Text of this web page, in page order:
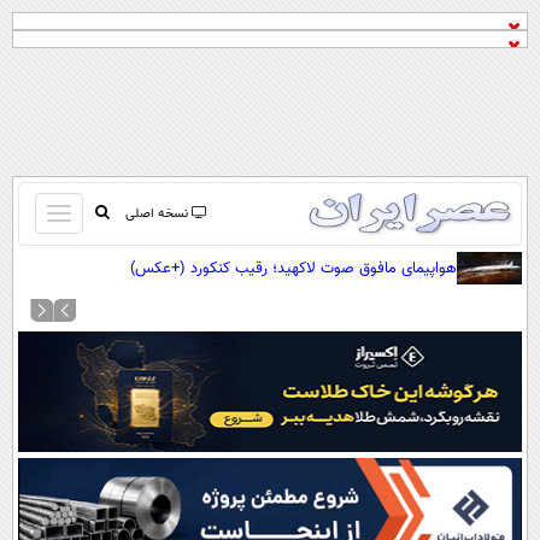
نسخه اصلی
باز
و
کردن
صفحه اول
آرشیو
نظرسنجی
آب و هوا
اوقات شرعی
سواد زندگی
هواپیمای مافوق صوت لاکهید؛ رقیب کنکورد (+عکس)